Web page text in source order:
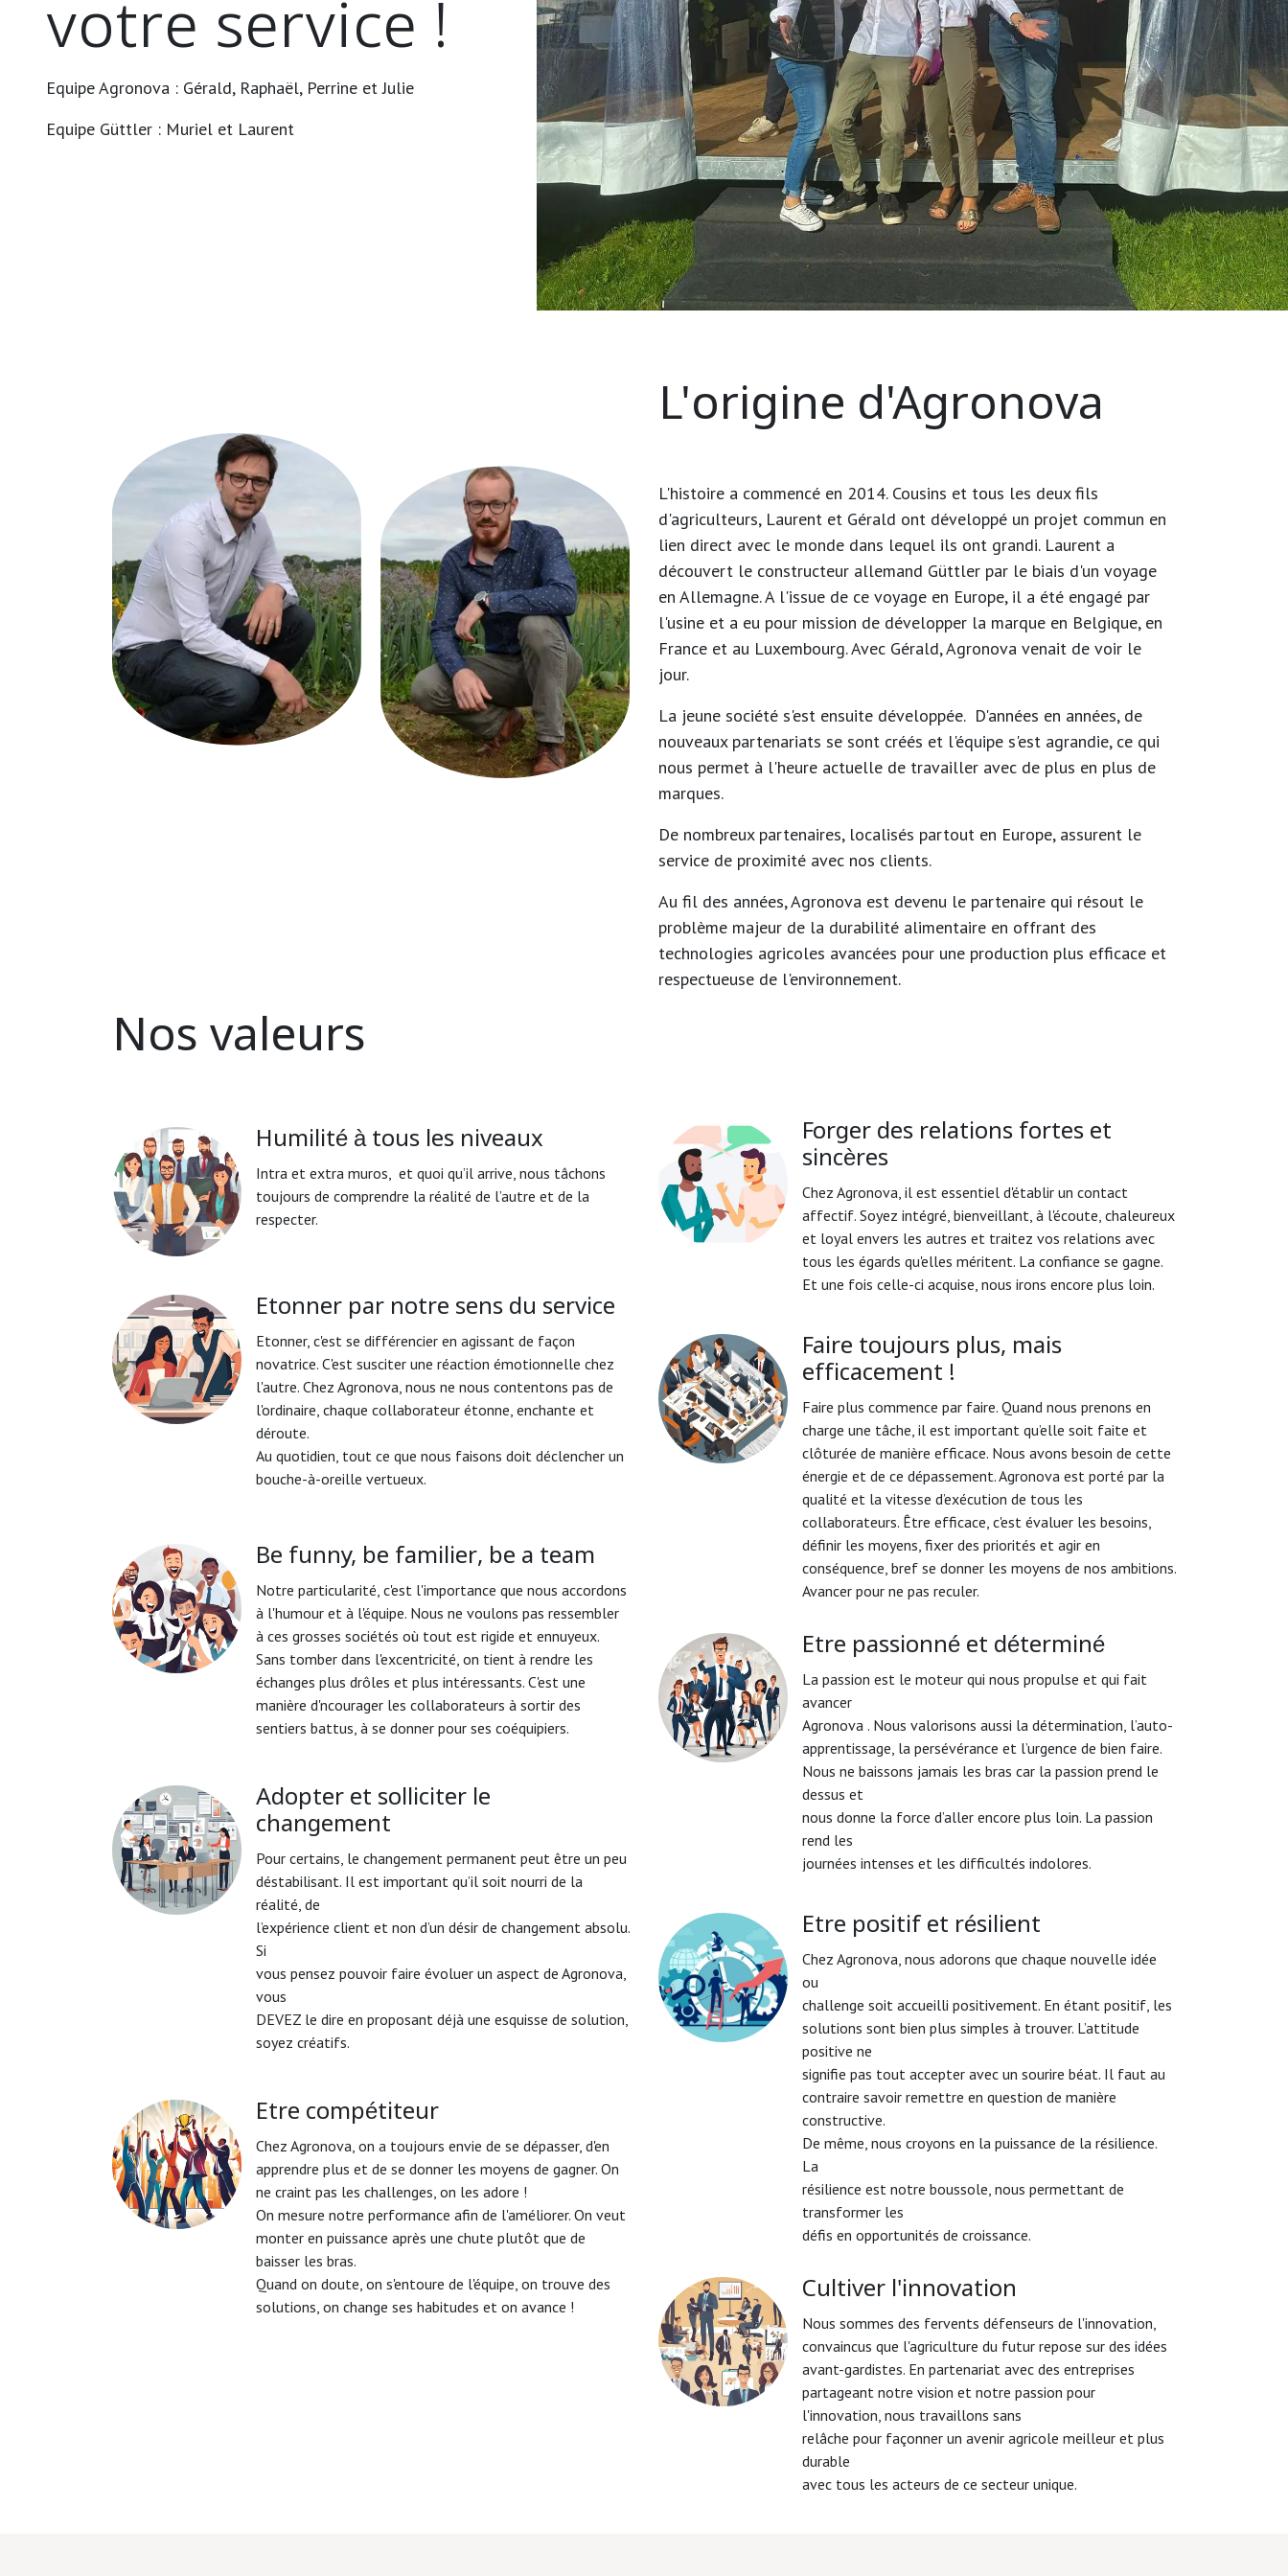
votre service !
Equipe Agronova : Gérald, Raphaël, Perrine et Julie
Equipe Güttler : Muriel et Laurent
L'origine d'Agronova
L'histoire a commencé en 2014. Cousins et tous les deux fils
d'agriculteurs, Laurent et Gérald ont développé un projet commun en
lien direct avec le monde dans lequel ils ont grandi. Laurent a
découvert le constructeur allemand Güttler par le biais d'un voyage
en Allemagne. A l'issue de ce voyage en Europe, il a été engagé par
l'usine et a eu pour mission de développer la marque en Belgique, en
France et au Luxembourg. Avec Gérald, Agronova venait de voir le
jour.
La jeune société s'est ensuite développée. D'années en années, de
nouveaux partenariats se sont créés et l'équipe s'est agrandie, ce qui
nous permet à l'heure actuelle de travailler avec de plus en plus de
marques.
De nombreux partenaires, localisés partout en Europe, assurent le
service de proximité avec nos clients.
Au fil des années, Agronova est devenu le partenaire qui résout le
problème majeur de la durabilité alimentaire en offrant des
technologies agricoles avancées pour une production plus efficace et
respectueuse de l'environnement.
Nos valeurs
Humilité à tous les niveaux
Intra et extra muros, et quoi qu’il arrive, nous tâchons
toujours de comprendre la réalité de l’autre et de la
respecter.
Etonner par notre sens du service
Etonner, c'est se différencier en agissant de façon
novatrice. C'est susciter une réaction émotionnelle chez
l'autre. Chez Agronova, nous ne nous contentons pas de
l'ordinaire, chaque collaborateur étonne, enchante et
déroute.
Au quotidien, tout ce que nous faisons doit déclencher un
bouche-à-oreille vertueux.
Be funny, be familier, be a team
Notre particularité, c'est l'importance que nous accordons
à l'humour et à l'équipe. Nous ne voulons pas ressembler
à ces grosses sociétés où tout est rigide et ennuyeux.
Sans tomber dans l'excentricité, on tient à rendre les
échanges plus drôles et plus intéressants. C'est une
manière d'ncourager les collaborateurs à sortir des
sentiers battus, à se donner pour ses coéquipiers.
Adopter et solliciter le
changement
Pour certains, le changement permanent peut être un peu
déstabilisant. Il est important qu’il soit nourri de la
réalité, de
l’expérience client et non d’un désir de changement absolu.
Si
vous pensez pouvoir faire évoluer un aspect de Agronova,
vous
DEVEZ le dire en proposant déjà une esquisse de solution,
soyez créatifs.
Etre compétiteur
Chez Agronova, on a toujours envie de se dépasser, d'en
apprendre plus et de se donner les moyens de gagner. On
ne craint pas les challenges, on les adore !
On mesure notre performance afin de l'améliorer. On veut
monter en puissance après une chute plutôt que de
baisser les bras.
Quand on doute, on s'entoure de l'équipe, on trouve des
solutions, on change ses habitudes et on avance !
Forger des relations fortes et
sincères
Chez Agronova, il est essentiel d'établir un contact
affectif. Soyez intégré, bienveillant, à l'écoute, chaleureux
et loyal envers les autres et traitez vos relations avec
tous les égards qu'elles méritent. La confiance se gagne.
Et une fois celle-ci acquise, nous irons encore plus loin.
Faire toujours plus, mais
efficacement !
Faire plus commence par faire. Quand nous prenons en
charge une tâche, il est important qu’elle soit faite et
clôturée de manière efficace. Nous avons besoin de cette
énergie et de ce dépassement. Agronova est porté par la
qualité et la vitesse d’exécution de tous les
collaborateurs. Être efficace, c'est évaluer les besoins,
définir les moyens, fixer des priorités et agir en
conséquence, bref se donner les moyens de nos ambitions.
Avancer pour ne pas reculer.
Etre passionné et déterminé
La passion est le moteur qui nous propulse et qui fait
avancer
Agronova . Nous valorisons aussi la détermination, l’auto-
apprentissage, la persévérance et l’urgence de bien faire.
Nous ne baissons jamais les bras car la passion prend le
dessus et
nous donne la force d’aller encore plus loin. La passion
rend les
journées intenses et les difficultés indolores.
Etre positif et résilient
Chez Agronova, nous adorons que chaque nouvelle idée
ou
challenge soit accueilli positivement. En étant positif, les
solutions sont bien plus simples à trouver. L’attitude
positive ne
signifie pas tout accepter avec un sourire béat. Il faut au
contraire savoir remettre en question de manière
constructive.
De même, nous croyons en la puissance de la résilience.
La
résilience est notre boussole, nous permettant de
transformer les
défis en opportunités de croissance.
Cultiver l'innovation
Nous sommes des fervents défenseurs de l'innovation,
convaincus que l'agriculture du futur repose sur des idées
avant-gardistes. En partenariat avec des entreprises
partageant notre vision et notre passion pour
l'innovation, nous travaillons sans
relâche pour façonner un avenir agricole meilleur et plus
durable
avec tous les acteurs de ce secteur unique.